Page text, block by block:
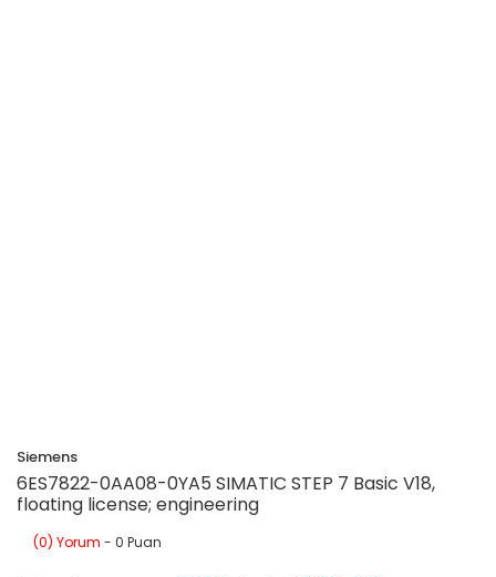
Siemens
6ES7822-0AA08-0YA5 SIMATIC STEP 7 Basic V18,
floating license; engineering
(0) Yorum - 0 Puan